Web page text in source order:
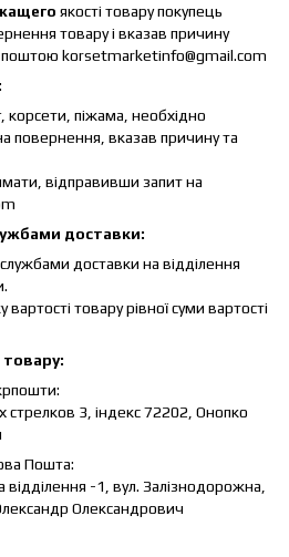
якості товару покупець
товару і вказав причину
korsetmarketinfo@gmail.com
корсети, піжама, необхідно
повернення, вказав причину та
відправивши запит на
доставки:
доставки на відділення
товару рівної суми вартості
стрелков 3, індекс 72202, Онопко
Пошта:
-1, вул. Залізнодорожна,
Олександрович